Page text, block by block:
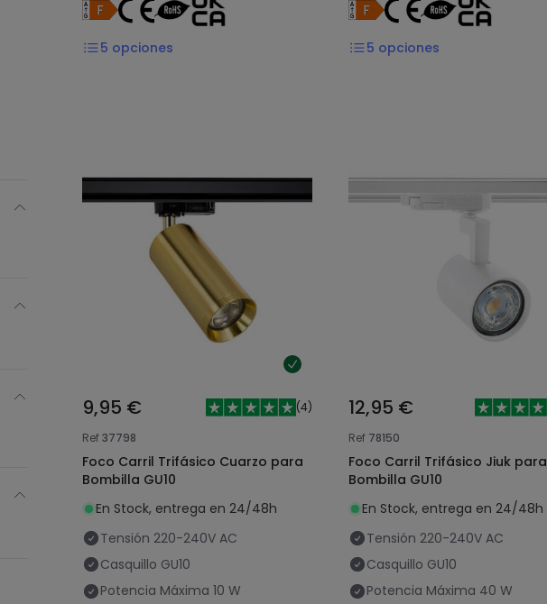
5 opciones 5 opciones
9,95 € (4)
Ref37798
Foco Carril Trifásico Cuarzo para
Bombilla GU10
En Stock, entrega en 24/48h
Tensión 220-240V AC
Casquillo GU10
Potencia Máxima 10 W
12,95 €
Ref 78150
Foco Carril Trifásico Jiuk para
Bombilla GU10
En Stock, entrega en 24/48h
Tensión 220-240V AC
Casquillo GU10
Potencia Máxima 40 W